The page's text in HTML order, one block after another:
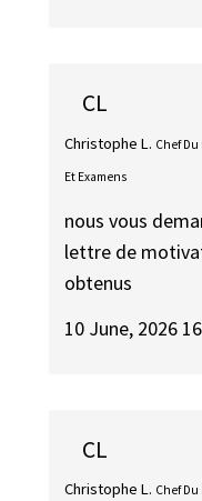
CL
Christophe L. Chef
Et Examens
nous vous
lettre de
obtenus
10 June, 2026
CL
Christophe L. Chef